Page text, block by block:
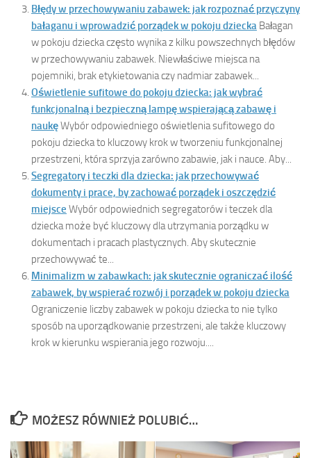
Błędy w przechowywaniu zabawek: jak rozpoznać przyczyny
bałaganu i wprowadzić porządek w pokoju dziecka Bałagan
w pokoju dziecka często wynika z kilku powszechnych błędów
w przechowywaniu zabawek. Niewłaściwe miejsca na
pojemniki, brak etykietowania czy nadmiar zabawek...
Oświetlenie sufitowe do pokoju dziecka: jak wybrać
funkcjonalną i bezpieczną lampę wspierającą zabawę i
naukęWybór odpowiedniego oświetlenia sufitowego do
pokoju dziecka to kluczowy krok w tworzeniu funkcjonalnej
przestrzeni, która sprzyja zarówno zabawie, jak i nauce. Aby...
Segregatory i teczki dla dziecka: jak przechowywać
dokumenty i prace, by zachować porządek i oszczędzić
miejsce Wybór odpowiednich segregatorów i teczek dla
dziecka może być kluczowy dla utrzymania porządku w
dokumentach i pracach plastycznych. Aby skutecznie
przechowywać te...
Minimalizm w zabawkach: jak skutecznie ograniczać ilość
zabawek, by wspierać rozwój i porządek w pokoju dziecka
Ograniczenie liczby zabawek w pokoju dziecka to nie tylko
sposób na uporządkowanie przestrzeni, ale także kluczowy
krok w kierunku wspierania jego rozwoju....
MOŻESZ RÓWNIEŻ POLUBIĆ…